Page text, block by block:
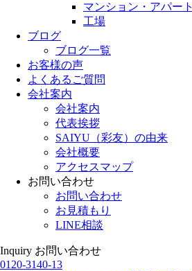
マンション・アパート
工場
ブログ
ブログ一覧
お客様の声
よくあるご質問
会社案内
会社案内
代表挨拶
SAIYU（彩友）の由来
会社概要
アクセスマップ
お問い合わせ
お問い合わせ
お見積もり
LINE相談
Inquiry お問い合わせ
0120-3140-13